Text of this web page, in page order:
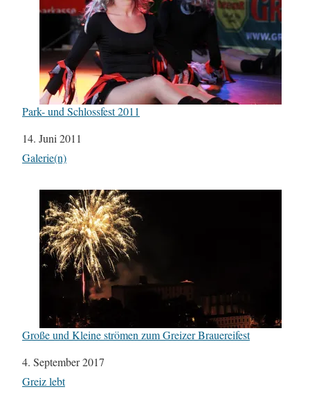
Park- und Schlossfest 2011
Datum
14. Juni 2011
In Bezug auf
Galerie(n)
Große und Kleine strömen zum Greizer Brauereifest
Datum
4. September 2017
In Bezug auf
Greiz lebt